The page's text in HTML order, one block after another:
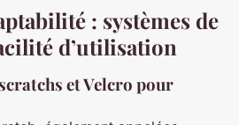
: systèmes de
d’utilisation
et Velcro pour